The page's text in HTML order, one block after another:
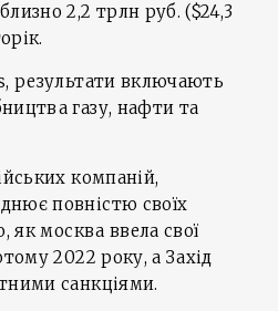
2,2 трлн руб. ($24,3
результати включають
газу, нафти та
компаній,
повністю своїх
як москва ввела свої
2022 року, а Захід
санкціями.